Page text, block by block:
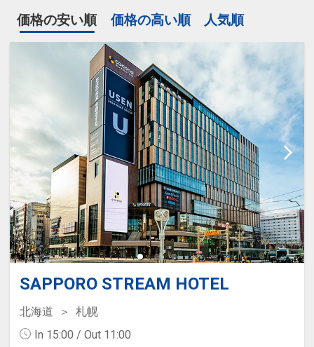
価格の安い順
価格の高い順 人気順
SAPPORO STREAM HOTEL
北海道
札幌
In 15:00 / Out 11:00